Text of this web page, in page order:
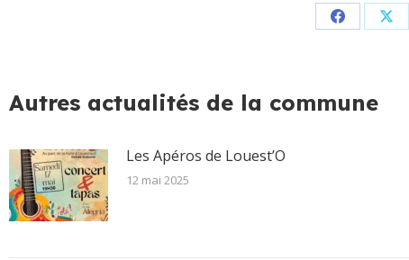
Partager
Autres actualités de la commune
Les Apéros de Louest’O
12 mai 2025